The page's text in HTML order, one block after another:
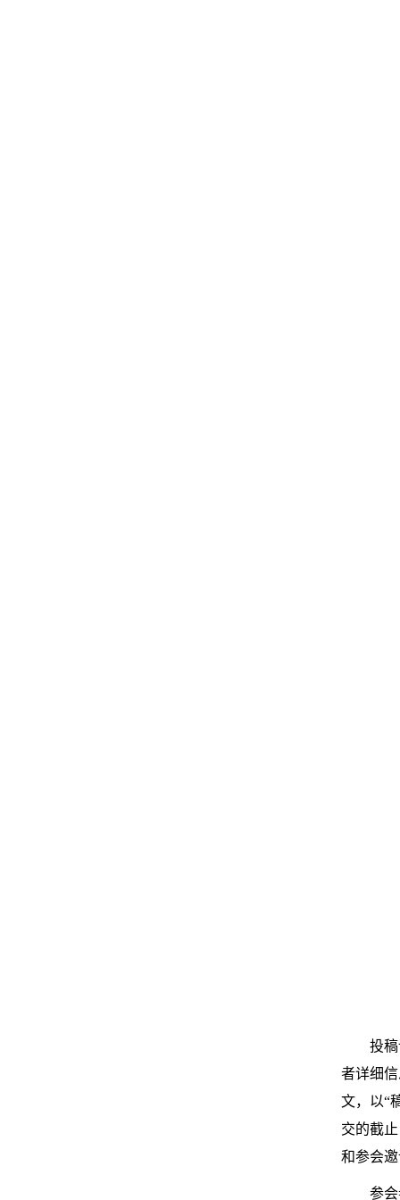
投
者详细
文，以“
交的截
和参会邀
参会